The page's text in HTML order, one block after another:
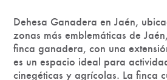
Dehesa Ganadera en Jaén,
zonas más emblemáticas de
finca ganadera, con una
es un espacio ideal para
cinegéticas y agrícolas. La finca